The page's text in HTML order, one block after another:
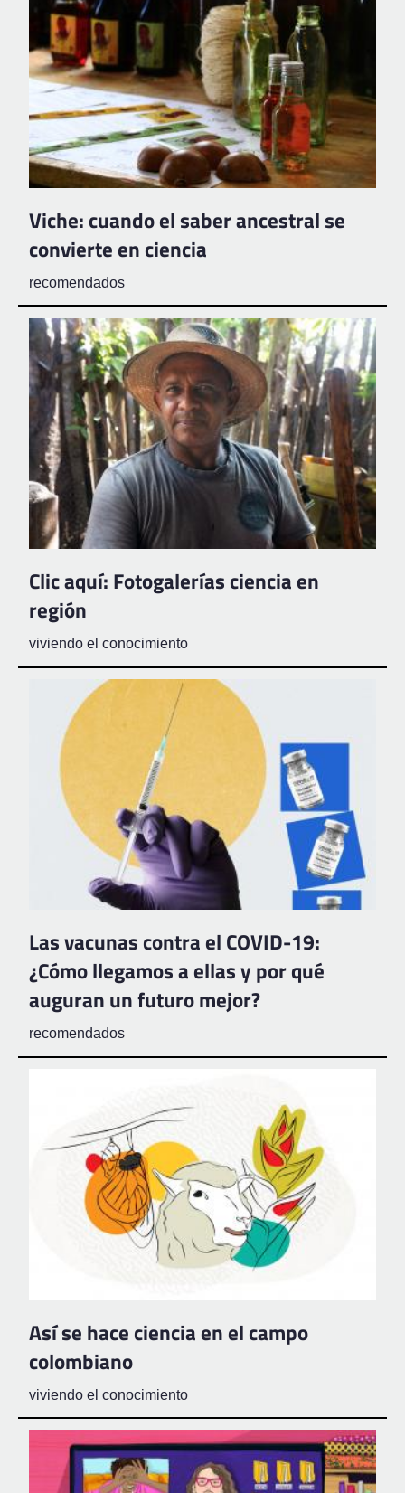
Viche: cuando el saber ancestral se
convierte en ciencia
recomendados
Clic aquí: Fotogalerías ciencia en
región
viviendo el conocimiento
Las vacunas contra el COVID-19:
¿Cómo llegamos a ellas y por qué
auguran un futuro mejor?
recomendados
Así se hace ciencia en el campo
colombiano
viviendo el conocimiento